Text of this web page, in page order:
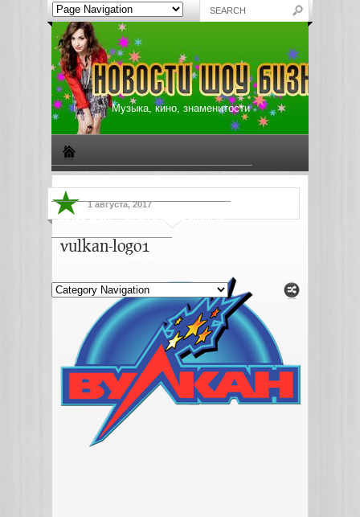
Музыка, кино, знаменитости
Жизнь звезд Музыкальные новости
Новости киноиндустрии
1 августа, 2017
vulkan-logo1